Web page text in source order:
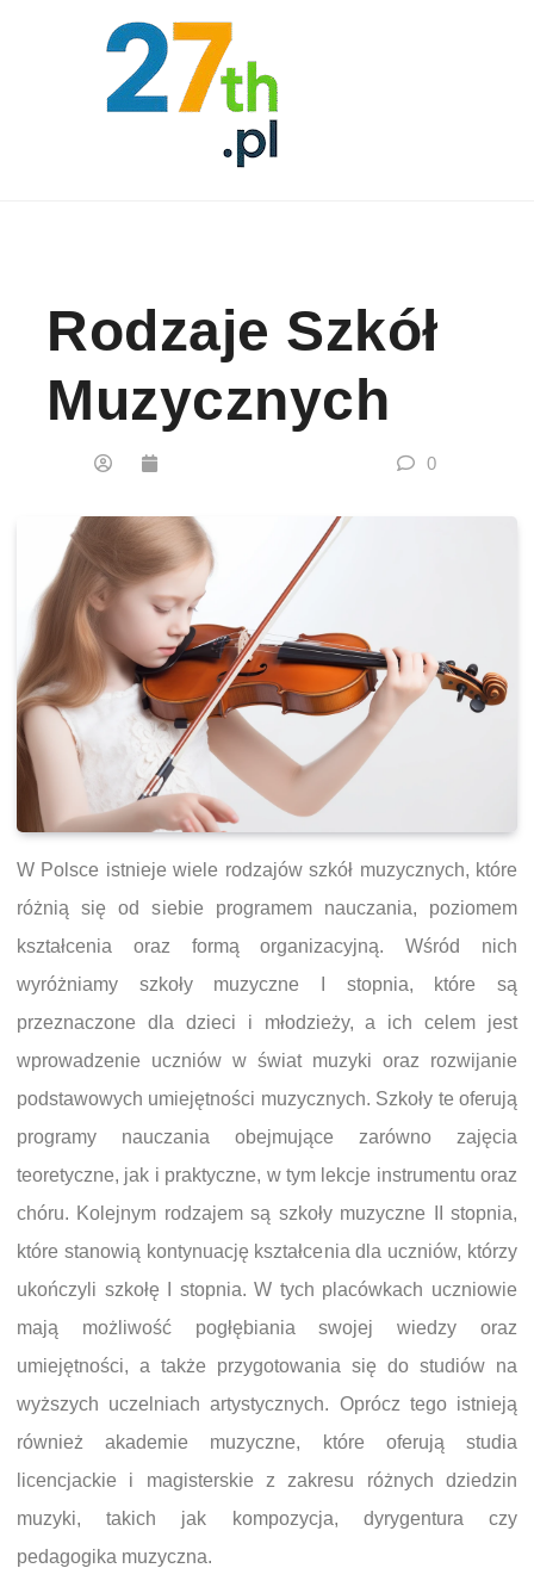
Rodzaje Szkół
Muzycznych
0
W Polsce istnieje wiele rodzajów szkół muzycznych, które
różnią się od siebie programem nauczania, poziomem
kształcenia oraz formą organizacyjną. Wśród nich
wyróżniamy szkoły muzyczne I stopnia, które są
przeznaczone dla dzieci i młodzieży, a ich celem jest
wprowadzenie uczniów w świat muzyki oraz rozwijanie
podstawowych umiejętności muzycznych. Szkoły te oferują
programy nauczania obejmujące zarówno zajęcia
teoretyczne, jak i praktyczne, w tym lekcje instrumentu oraz
chóru. Kolejnym rodzajem są szkoły muzyczne II stopnia,
które stanowią kontynuację kształcenia dla uczniów, którzy
ukończyli szkołę I stopnia. W tych placówkach uczniowie
mają możliwość pogłębiania swojej wiedzy oraz
umiejętności, a także przygotowania się do studiów na
wyższych uczelniach artystycznych. Oprócz tego istnieją
również akademie muzyczne, które oferują studia
licencjackie i magisterskie z zakresu różnych dziedzin
muzyki, takich jak kompozycja, dyrygentura czy
pedagogika muzyczna.